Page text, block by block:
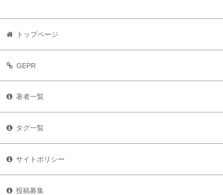
トップページ
GEPR
著者一覧
タグ一覧
サイトポリシー
投稿募集